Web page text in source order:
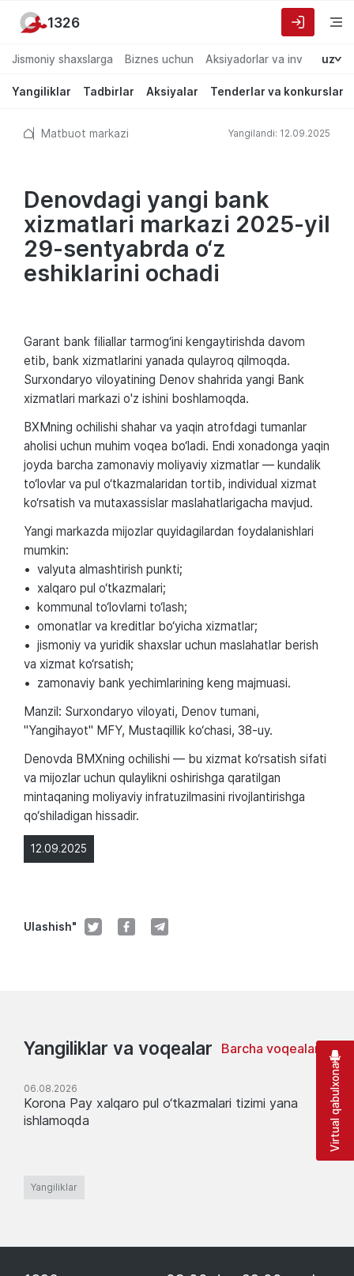
Jismoniy shaxslarga Biznes uchun Aksiyadorlar va investorlarga
uz
Yangiliklar Tadbirlar Aksiyalar Tenderlar va konkurslar
1326
Matbuot markazi Yangilandi: 12.09.2025
Denovdagi yangi bank
xizmatlari markazi 2025-yil
29-sentyabrda o‘z
eshiklarini ochadi
12.09.2025
Ulashish"
Garant bank filiallar tarmog‘ini kengaytirishda davom
etib, bank xizmatlarini yanada qulayroq qilmoqda.
Surxondaryo viloyatining Denov shahrida yangi Bank
xizmatlari markazi o'z ishini boshlamoqda.
BXMning ochilishi shahar va yaqin atrofdagi tumanlar
aholisi uchun muhim voqea bo‘ladi. Endi xonadonga yaqin
joyda barcha zamonaviy moliyaviy xizmatlar — kundalik
to‘lovlar va pul o‘tkazmalaridan tortib, individual xizmat
ko‘rsatish va mutaxassislar maslahatlarigacha mavjud.
Yangi markazda mijozlar quyidagilardan foydalanishlari
mumkin:
• valyuta almashtirish punkti;
• xalqaro pul o‘tkazmalari;
• kommunal to‘lovlarni to‘lash;
• omonatlar va kreditlar bo‘yicha xizmatlar;
• jismoniy va yuridik shaxslar uchun maslahatlar berish
va xizmat ko‘rsatish;
• zamonaviy bank yechimlarining keng majmuasi.
Manzil: Surxondaryo viloyati, Denov tumani,
"Yangihayot" MFY, Mustaqillik ko‘chasi, 38-uy.
Denovda BMXning ochilishi — bu xizmat ko‘rsatish sifati
va mijozlar uchun qulaylikni oshirishga qaratilgan
mintaqaning moliyaviy infratuzilmasini rivojlantirishga
qo‘shiladigan hissadir.
Yangiliklar va voqealar Barcha voqealar
06.08.2026
Korona Pay xalqaro pul o‘tkazmalari tizimi yana
ishlamoqda
Yangiliklar
Virtual qabulxona